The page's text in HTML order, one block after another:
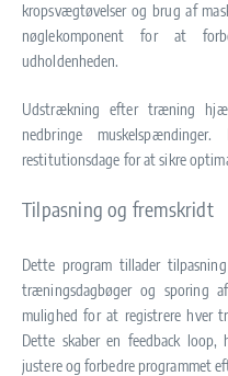
kropsvægtøvelser og brug af
nøglekomponent for at
udholdenheden.
Udstrækning efter træning
nedbringe
restitutionsdage for at sikre
Tilpasning og fremskridt
Dette program tillader
træningsdagbøger og sporing
mulighed for at registrere hver
Dette skaber en feedback
justere og forbedre programmet